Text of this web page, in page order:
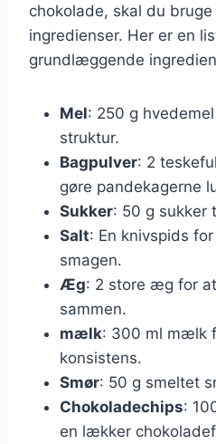
chokolade, skal du
ingredienser. Her er en
grundlæggende
Mel: 250 g
struktur.
Bagpulver: 2
gøre pandekagerne
Sukker: 50 g sukker
Salt: En knivspids
smagen.
Æg: 2 store æg for
sammen.
mælk: 300 ml mælk
konsistens.
Smør: 50 g smeltet
Chokoladechips:
en lækker